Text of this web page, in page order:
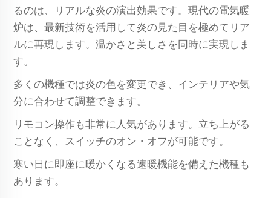
るのは、リアルな炎の演出効果です。現代の電気暖
炉は、最新技術を活用して炎の見た目を極めてリア
ルに再現します。温かさと美しさを同時に実現しま
す。
多くの機種では炎の色を変更でき、インテリアや気
分に合わせて調整できます。
リモコン操作も非常に人気があります。立ち上がる
ことなく、スイッチのオン・オフが可能です。
寒い日に即座に暖かくなる速暖機能を備えた機種も
あります。